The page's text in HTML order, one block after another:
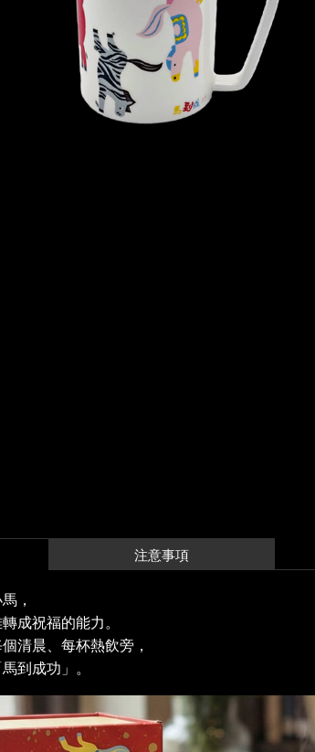
注意事項
，
成祝福的能力。
清晨、每杯熱飲旁，
到成功」。